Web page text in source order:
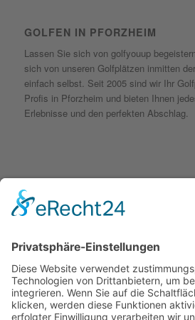
GOLFEN IN PFORZHEIM
Lassen Sie sich von golfyouup
sich von unseren Golfplätzen inmitten
einfach selbst. Seit 2005 sind wir Ihr
Profis in Pforzheim und bieten Ihnen
Erlebnisse und den perfekten Abschlag.
KONTAKT
golfyouup GmbH
75248 Ölbronn Dürrn
Telefon: 07237 – 484000
Telefax: 07237 – 484001
E-Mail:info@golfyouup.de